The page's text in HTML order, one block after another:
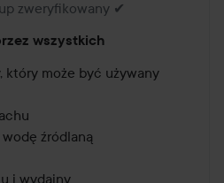
zweryfikowany ✔
wszystkich
który może być używany
źródlaną
i wydajny